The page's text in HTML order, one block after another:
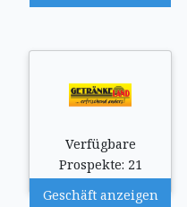
Verfügbare
Prospekte: 21
Geschäft anzeigen